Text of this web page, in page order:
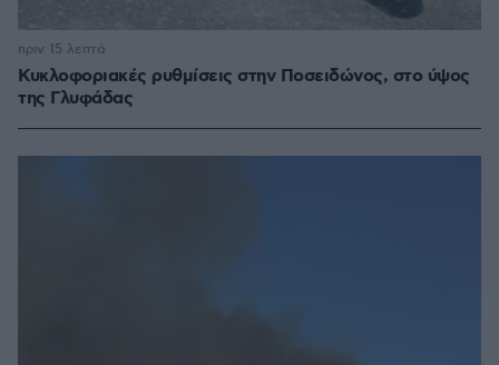
Κυκλοφοριακές ρυθμίσεις στην Ποσειδώνος, στο ύψος
της Γλυφάδας
πριν 15 λεπτά